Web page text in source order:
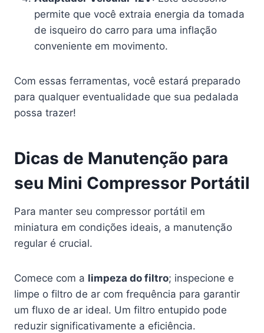
permite que você extraia energia da tomada
de isqueiro do carro para uma inflação
conveniente em movimento.
Com essas ferramentas, você estará preparado
para qualquer eventualidade que sua pedalada
possa trazer!
Dicas de Manutenção para
seu Mini Compressor Portátil
Para manter seu compressor portátil em
miniatura em condições ideais, a manutenção
regular é crucial.
Comece com a limpeza do filtro; inspecione e
limpe o filtro de ar com frequência para garantir
um fluxo de ar ideal. Um filtro entupido pode
reduzir significativamente a eficiência.